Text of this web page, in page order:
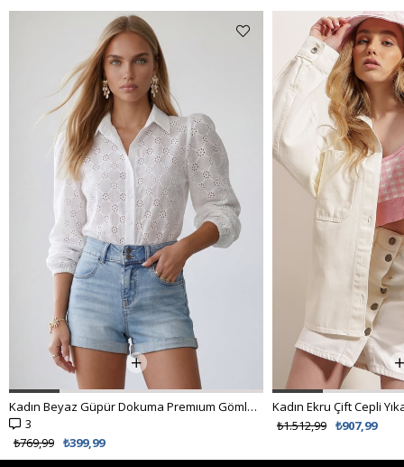
Kadın Beyaz Güpür Dokuma Premıum Gömlek ALC-X4366
3
₺399,99
₺769,99
₺907,99
₺1.512,99